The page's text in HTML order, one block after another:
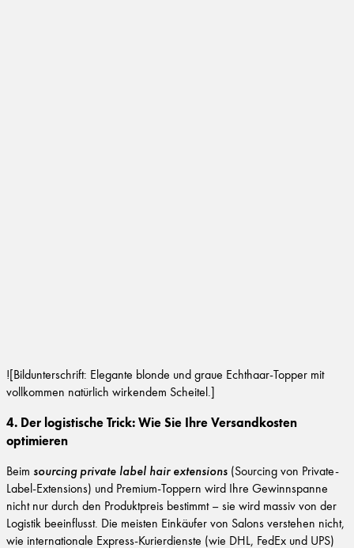
![Bildunterschrift: Elegante blonde und graue Echthaar-Topper mit
vollkommen natürlich wirkendem Scheitel.]
4. Der logistische Trick: Wie Sie Ihre Versandkosten
optimieren
Beim sourcing private label hair extensions (Sourcing von Private-
Label-Extensions) und Premium-Toppern wird Ihre Gewinnspanne
nicht nur durch den Produktpreis bestimmt – sie wird massiv von der
Logistik beeinflusst. Die meisten Einkäufer von Salons verstehen nicht,
wie internationale Express-Kurierdienste (wie DHL, FedEx und UPS)